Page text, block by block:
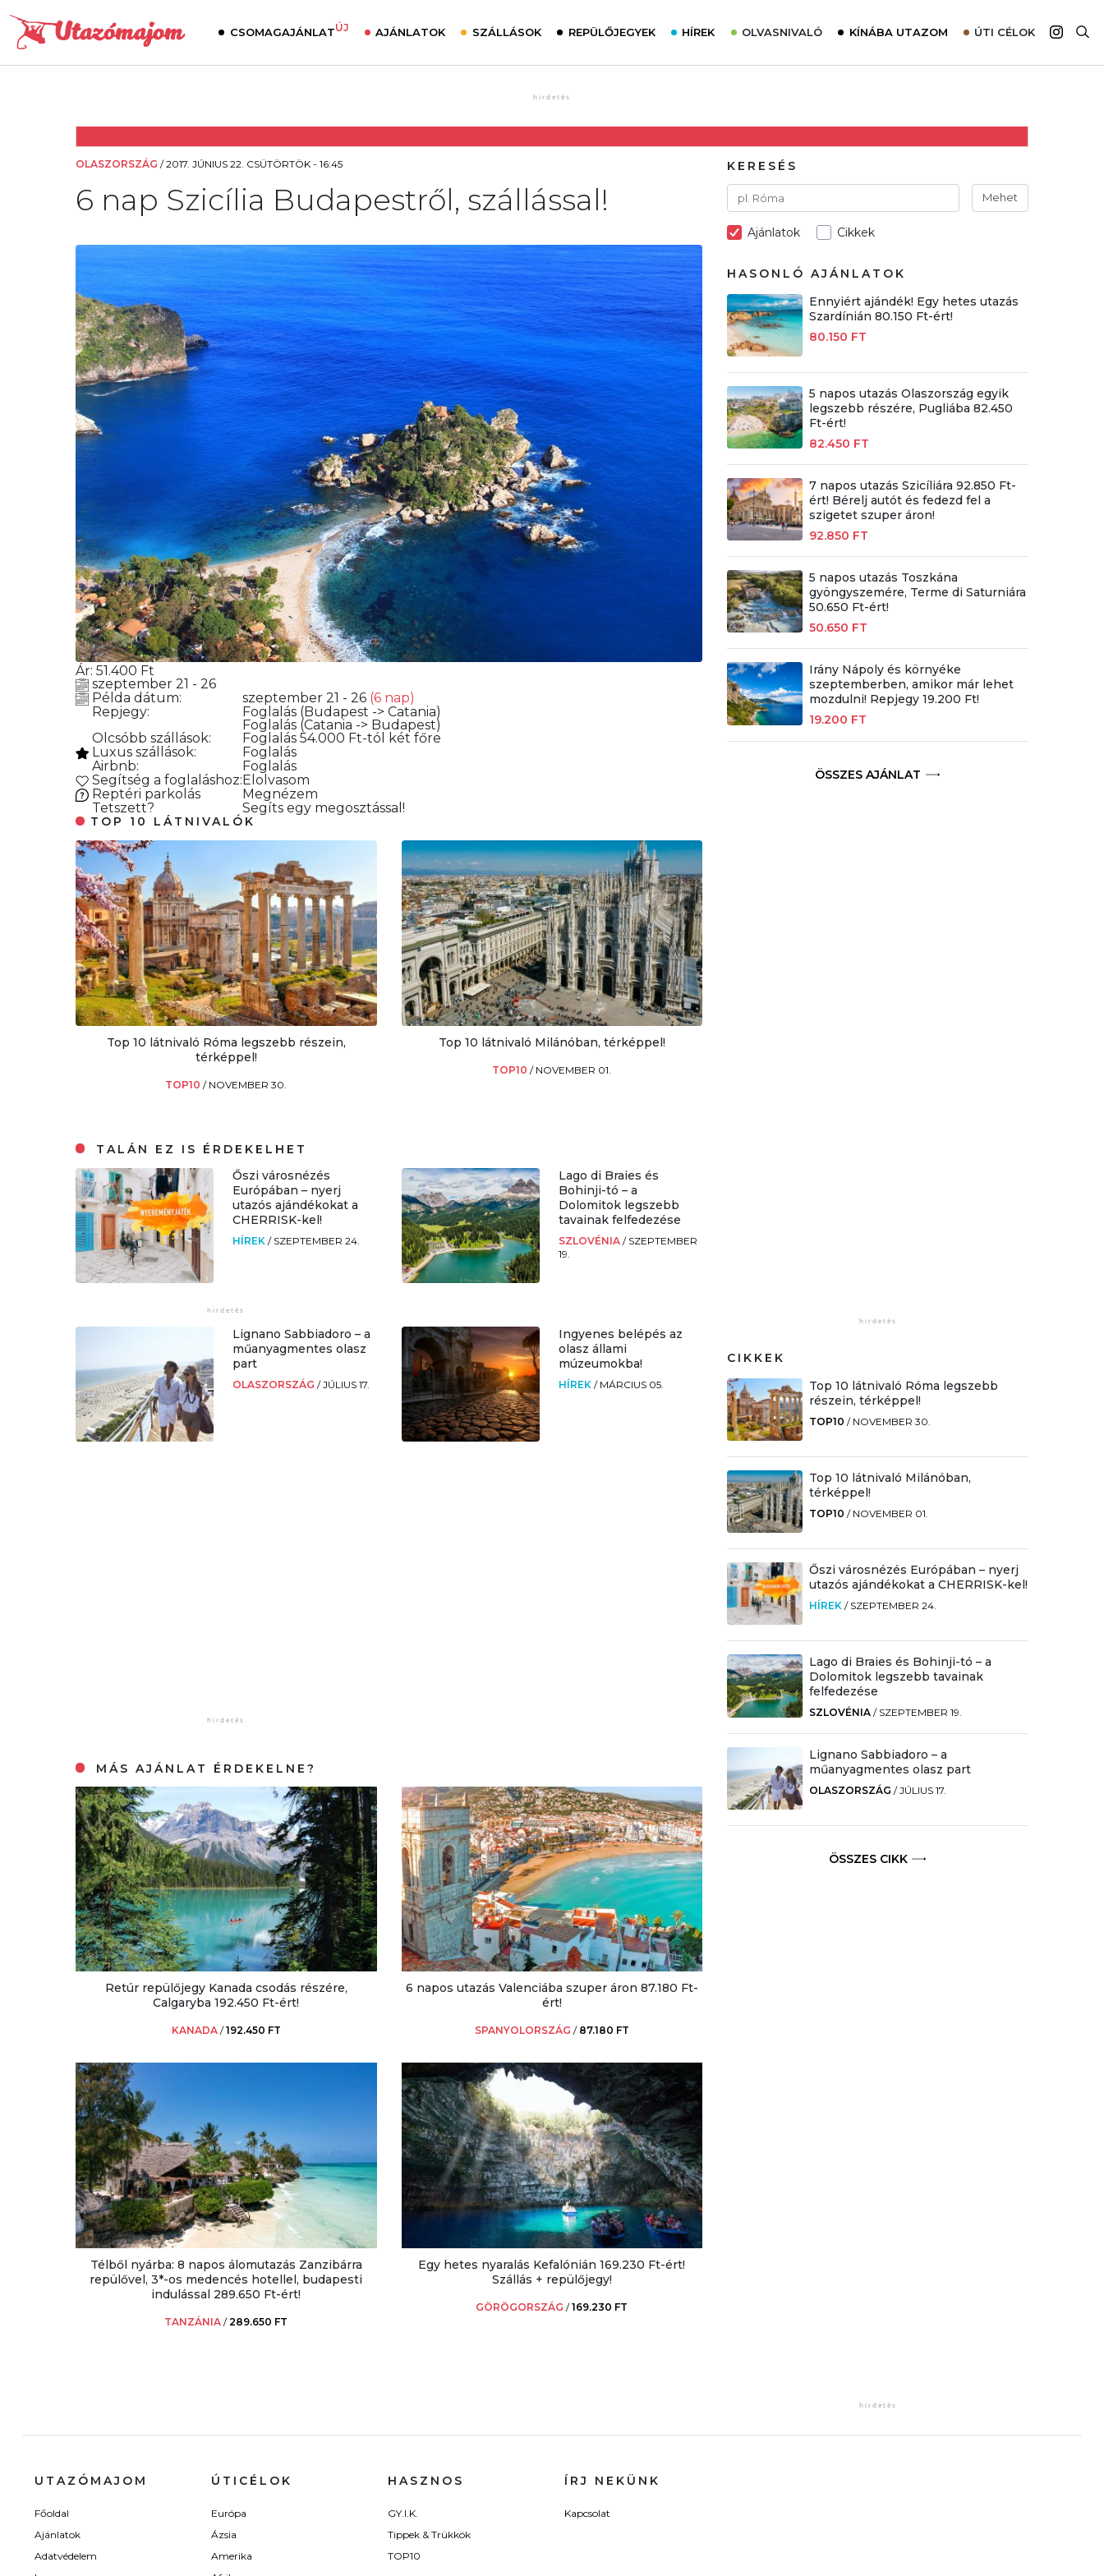
CSOMAGAJÁNLATÚJ AJÁNLATOK SZÁLLÁSOK REPÜLŐJEGYEK HÍREK OLVASNIVALÓ
Utazómajom – CitySIM kártya a világutazóknak
Élménybeszámolók
Szállodalátogatás
Sajtómegjelenések
KÍNÁBA UTAZOM ÚTI CÉLOK
Afrika
OLASZORSZÁG /2017. JÚNIUS 22. CSÜTÖRTÖK - 16:45
6 nap Szicília Budapestről, szállással!
Ár: 51.400 Ft
szeptember 21 - 26
Példa dátum:
szeptember 21 - 26 (6 nap)
Repjegy:
Foglalás (Budapest -> Catania)
Foglalás (Catania -> Budapest)
Olcsóbb szállások:
Foglalás 54.000 Ft-tól két főre
Luxus szállások:
Foglalás
Airbnb:
Foglalás
Segítség a foglaláshoz: Elolvasom
Reptéri parkolás
Megnézem
Tetszett?
Segíts egy megosztással!
TOP 10 LÁTNIVALÓK
Top 10 látnivaló Róma legszebb részein,
térképpel!
TOP10/ NOVEMBER 30.
Top 10 látnivaló Milánóban, térképpel!
TOP10/ NOVEMBER 01.
TALÁN EZ IS ÉRDEKELHET
Őszi városnézés
Európában – nyerj
utazós ajándékokat a
CHERRISK-kel!
HÍREK/ SZEPTEMBER 24.
Lago di Braies és
Bohinji-tó – a
Dolomitok legszebb
tavainak felfedezése
SZLOVÉNIA / SZEPTEMBER
19.
Lignano Sabbiadoro – a
műanyagmentes olasz
part
OLASZORSZÁG/JÚLIUS 17.
Ingyenes belépés az
olasz állami
múzeumokba!
HÍREK / MÁRCIUS 05.
MÁS AJÁNLAT ÉRDEKELNE?
Retúr repülőjegy Kanada csodás részére,
Calgaryba 192.450 Ft-ért!
KANADA /192.450 FT
6 napos utazás Valenciába szuper áron 87.180 Ft-
ért!
SPANYOLORSZÁG / 87.180 FT
Télből nyárba: 8 napos álomutazás Zanzibárra
repülővel, 3*-os medencés hotellel, budapesti
indulással 289.650 Ft-ért!
TANZÁNIA /289.650 FT
Egy hetes nyaralás Kefalónián 169.230 Ft-ért!
Szállás + repülőjegy!
GÖRÖGORSZÁG /169.230 FT
KERESÉS
Mehet
Ajánlatok Cikkek
HASONLÓ AJÁNLATOK
Ennyiért ajándék! Egy hetes utazás
Szardínián 80.150 Ft-ért!
80.150 FT
5 napos utazás Olaszország egyik
legszebb részére, Pugliába 82.450
Ft-ért!
82.450 FT
7 napos utazás Szicíliára 92.850 Ft-
ért! Bérelj autót és fedezd fel a
szigetet szuper áron!
92.850 FT
5 napos utazás Toszkána
gyöngyszemére, Terme di Saturniára
50.650 Ft-ért!
50.650 FT
Irány Nápoly és környéke
szeptemberben, amikor már lehet
mozdulni! Repjegy 19.200 Ft!
19.200 FT
ÖSSZES AJÁNLAT
CIKKEK
Top 10 látnivaló Róma legszebb
részein, térképpel!
TOP10 / NOVEMBER 30.
Top 10 látnivaló Milánóban,
térképpel!
TOP10 / NOVEMBER 01.
Őszi városnézés Európában – nyerj
utazós ajándékokat a CHERRISK-kel!
HÍREK / SZEPTEMBER 24.
Lago di Braies és Bohinji-tó – a
Dolomitok legszebb tavainak
felfedezése
SZLOVÉNIA / SZEPTEMBER 19.
Lignano Sabbiadoro – a
műanyagmentes olasz part
OLASZORSZÁG /JÚLIUS 17.
ÖSSZES CIKK
UTAZÓMAJOM
Főoldal
Ajánlatok
Adatvédelem
ÚTICÉLOK
Európa
Ázsia
Amerika
HASZNOS
GY.I.K.
Tippek & Trükkök
TOP10
ÍRJ NEKÜNK
Kapcsolat